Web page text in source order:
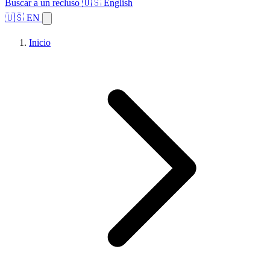
Buscar a un recluso 🇺🇸 English
🇺🇸 EN
Inicio